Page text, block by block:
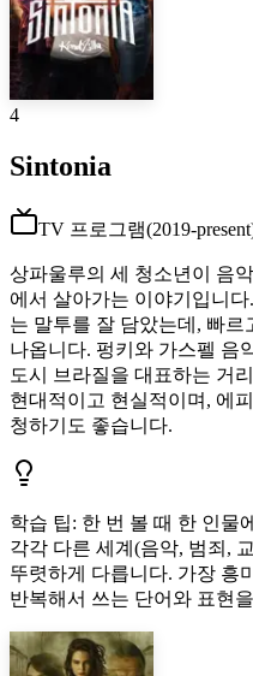
4
Sintonia
TV 프로그램(2019-present
상파울루의 세 청소년이 음
에서 살아가는 이야기입니
는 말투를 잘 담았는데, 빠
나옵니다. 펑키와 가스펠 음
도시 브라질을 대표하는 거
현대적이고 현실적이며, 에
청하기도 좋습니다.
학습 팁: 한 번 볼 때 한 인물
각각 다른 세계(음악, 범죄,
뚜렷하게 다릅니다. 가장 흥
반복해서 쓰는 단어와 표현